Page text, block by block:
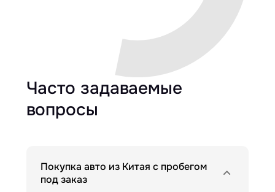
Часто задаваемые
вопросы
Покупка авто из Китая с пробегом
под заказ